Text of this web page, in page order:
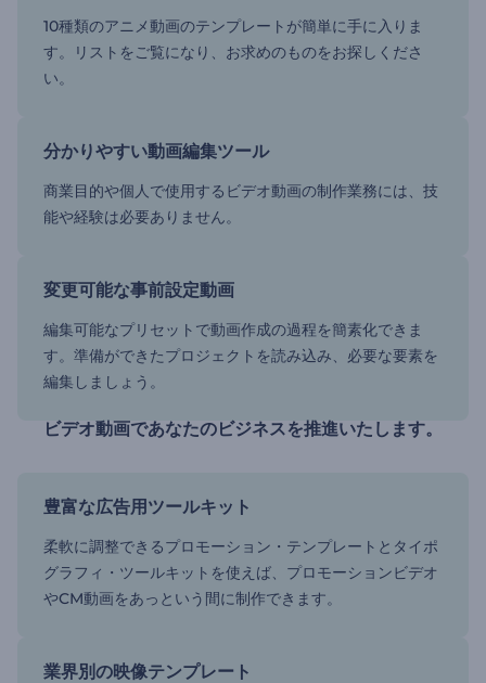
10種類のアニメ動画のテンプレートが簡単に手に入りま
す。リストをご覧になり、お求めのものをお探しくださ
い。
分かりやすい動画編集ツール
商業目的や個人で使用するビデオ動画の制作業務には、技
能や経験は必要ありません。
変更可能な事前設定動画
編集可能なプリセットで動画作成の過程を簡素化できま
す。準備ができたプロジェクトを読み込み、必要な要素を
編集しましょう。
ビデオ動画であなたのビジネスを推進いたします。
豊富な広告用ツールキット
柔軟に調整できるプロモーション・テンプレートとタイポ
グラフィ・ツールキットを使えば、プロモーションビデオ
やCM動画をあっという間に制作できます。
業界別の映像テンプレート